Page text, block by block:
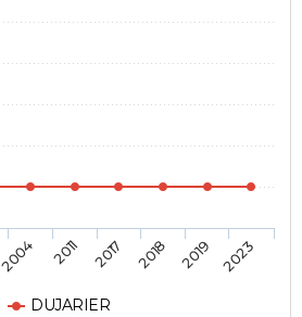
DUJARIER
2004 2011 2017 2018 2019 2023